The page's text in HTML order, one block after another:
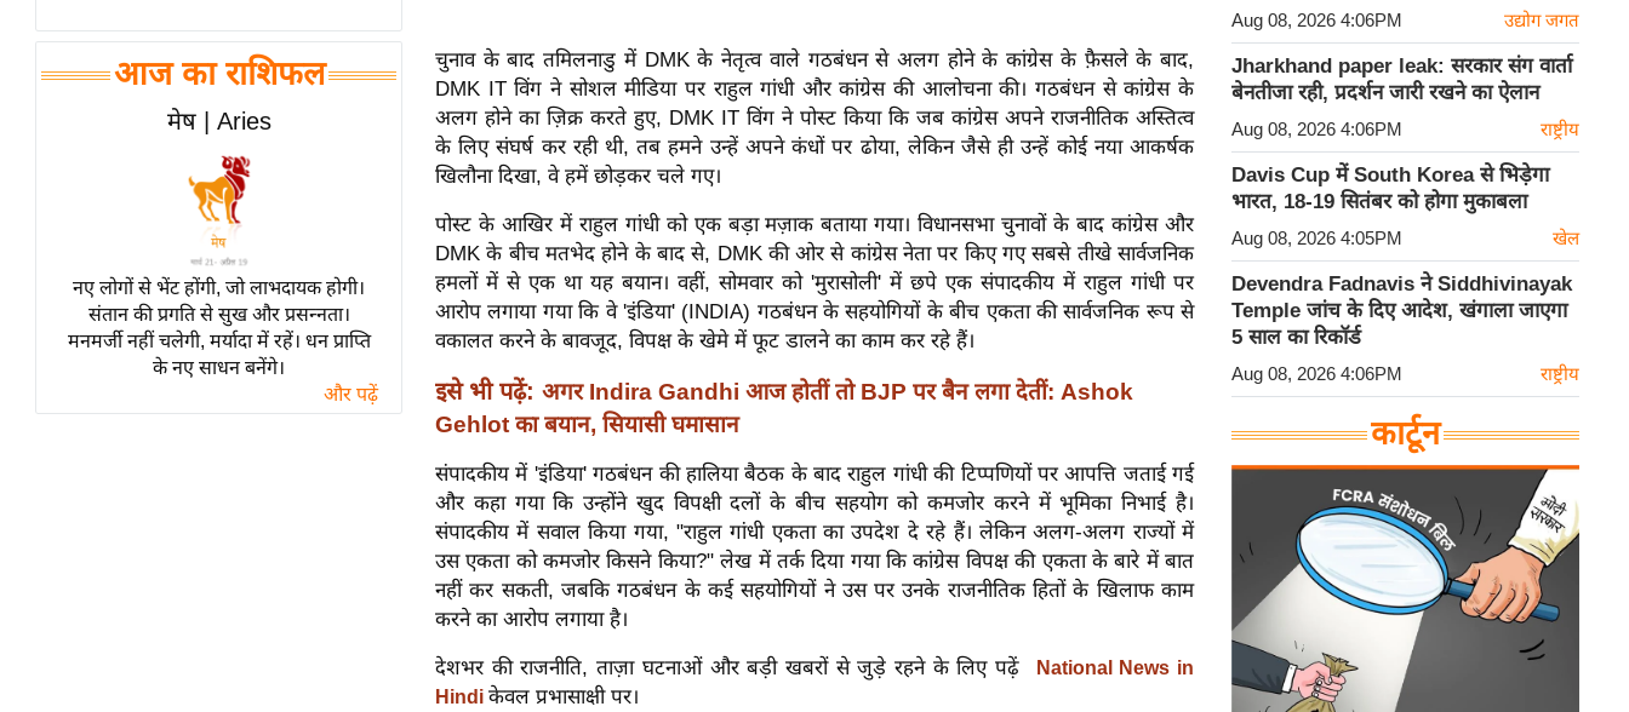
समीक्षा
धर्म
ज्योतिष
त्योहार
राशिफल
विशेष
आज का राशिफल
मेष | Aries
नए लोगों से भेंट होंगी, जो लाभदायक होगी।
संतान की प्रगति से सुख और प्रसन्नता।
मनमर्जी नहीं चलेगी, मर्यादा में रहें। धन प्राप्ति
के नए साधन बनेंगे।
और पढ़ें
चुनाव के बाद तमिलनाडु में DMK के नेतृत्व वाले गठबंधन से अलग होने के कांग्रेस के फ़ैसले के बाद,
DMK IT विंग ने सोशल मीडिया पर राहुल गांधी और कांग्रेस की आलोचना की। गठबंधन से कांग्रेस के
अलग होने का ज़िक्र करते हुए, DMK IT विंग ने पोस्ट किया कि जब कांग्रेस अपने राजनीतिक अस्तित्व
के लिए संघर्ष कर रही थी, तब हमने उन्हें अपने कंधों पर ढोया, लेकिन जैसे ही उन्हें कोई नया आकर्षक
खिलौना दिखा, वे हमें छोड़कर चले गए।
पोस्ट के आखिर में राहुल गांधी को एक बड़ा मज़ाक बताया गया। विधानसभा चुनावों के बाद कांग्रेस और
DMK के बीच मतभेद होने के बाद से, DMK की ओर से कांग्रेस नेता पर किए गए सबसे तीखे सार्वजनिक
हमलों में से एक था यह बयान। वहीं, सोमवार को 'मुरासोली' में छपे एक संपादकीय में राहुल गांधी पर
आरोप लगाया गया कि वे 'इंडिया' (INDIA) गठबंधन के सहयोगियों के बीच एकता की सार्वजनिक रूप से
वकालत करने के बावजूद, विपक्ष के खेमे में फूट डालने का काम कर रहे हैं।
इसे भी पढ़ें: अगर Indira Gandhi आज होतीं तो BJP पर बैन लगा देतीं: Ashok
Gehlot का बयान, सियासी घमासान
संपादकीय में 'इंडिया' गठबंधन की हालिया बैठक के बाद राहुल गांधी की टिप्पणियों पर आपत्ति जताई गई
और कहा गया कि उन्होंने खुद विपक्षी दलों के बीच सहयोग को कमजोर करने में भूमिका निभाई है।
संपादकीय में सवाल किया गया, "राहुल गांधी एकता का उपदेश दे रहे हैं। लेकिन अलग-अलग राज्यों में
उस एकता को कमजोर किसने किया?" लेख में तर्क दिया गया कि कांग्रेस विपक्ष की एकता के बारे में बात
नहीं कर सकती, जबकि गठबंधन के कई सहयोगियों ने उस पर उनके राजनीतिक हितों के खिलाफ काम
करने का आरोप लगाया है।
देशभर की राजनीति, ताज़ा घटनाओं और बड़ी खबरों से जुड़े रहने के लिए पढ़ें
National News in
Hindi केवल प्रभासाक्षी पर।
Aug 08, 2026 4:06PM उद्योग जगत
Jharkhand paper leak: सरकार संग वार्ता
बेनतीजा रही, प्रदर्शन जारी रखने का ऐलान
Aug 08, 2026 4:06PM राष्ट्रीय
Davis Cup में South Korea से भिड़ेगा
भारत, 18-19 सितंबर को होगा मुकाबला
Aug 08, 2026 4:05PM खेल
Devendra Fadnavis ने Siddhivinayak
Temple जांच के दिए आदेश, खंगाला जाएगा
5 साल का रिकॉर्ड
Aug 08, 2026 4:06PM राष्ट्रीय
कार्टून